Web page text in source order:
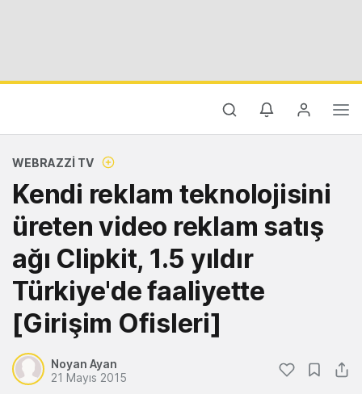
WEBRAZZI TV
Kendi reklam teknolojisini
üreten video reklam satış
ağı Clipkit, 1.5 yıldır
Türkiye'de faaliyette
[Girişim Ofisleri]
Noyan Ayan
21 Mayıs 2015